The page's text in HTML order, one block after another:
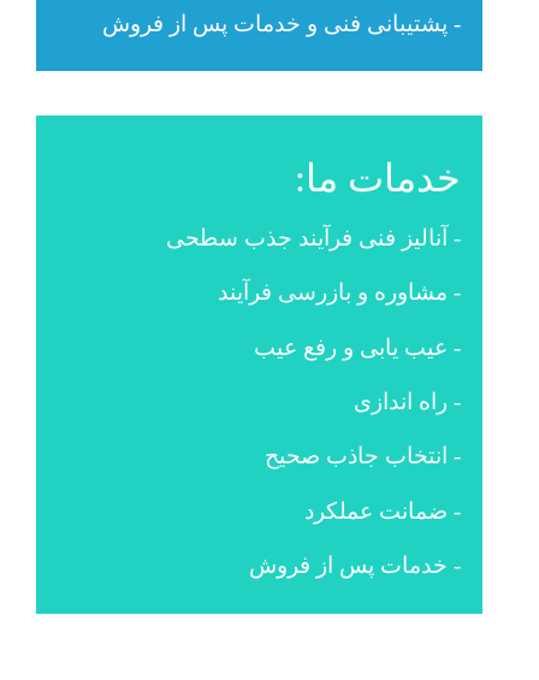
- پشتیبانی فنی و خدمات پس از فروش
خدمات ما:
- آنالیز فنی فرآیند جذب سطحی
- مشاوره و بازرسی فرآیند
- عیب یابی و رفع عیب
- راه اندازی
- انتخاب جاذب صحیح
- ضمانت عملکرد
- خدمات پس از فروش